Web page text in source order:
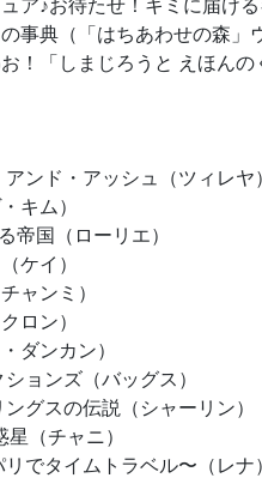
ア♪お待たせ！キミに届け
事典（「はちあわせの森」
！「しまじろうと えほんの
ンド・アッシュ（ツィレヤ
キム）
帝国（ローリエ）
ケイ）
ャンミ）
ロン）
ダンカン）
ョンズ（バッグス）
グスの伝説（シャーリン）
（チャニ）
でタイムトラベル〜（レナ